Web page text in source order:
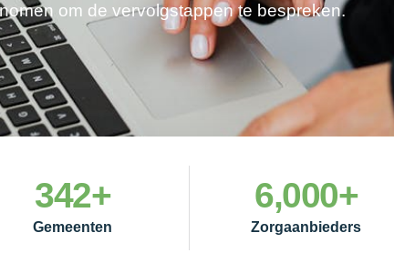
om de vervolgstappen te bespreken.
Gemeenten
342+
Zorgaanbieders
6,000+